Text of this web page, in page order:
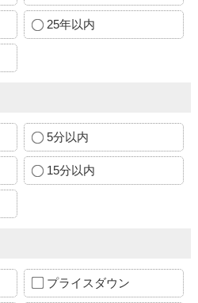
25年以内
5分以内
15分以内
プライスダウン